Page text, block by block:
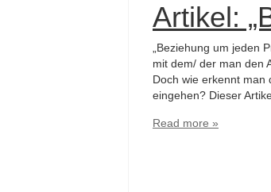
Artikel:
„Beziehung um jeden
mit dem/ der man den
Doch wie erkennt man
eingehen? Dieser
Read more »